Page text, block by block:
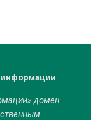
информации
домен